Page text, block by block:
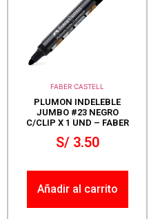
FABER CASTELL
PLUMON INDELEBLE
JUMBO #23 NEGRO
C/CLIP X 1 UND – FABER
S/3.50
Añadir al carrito